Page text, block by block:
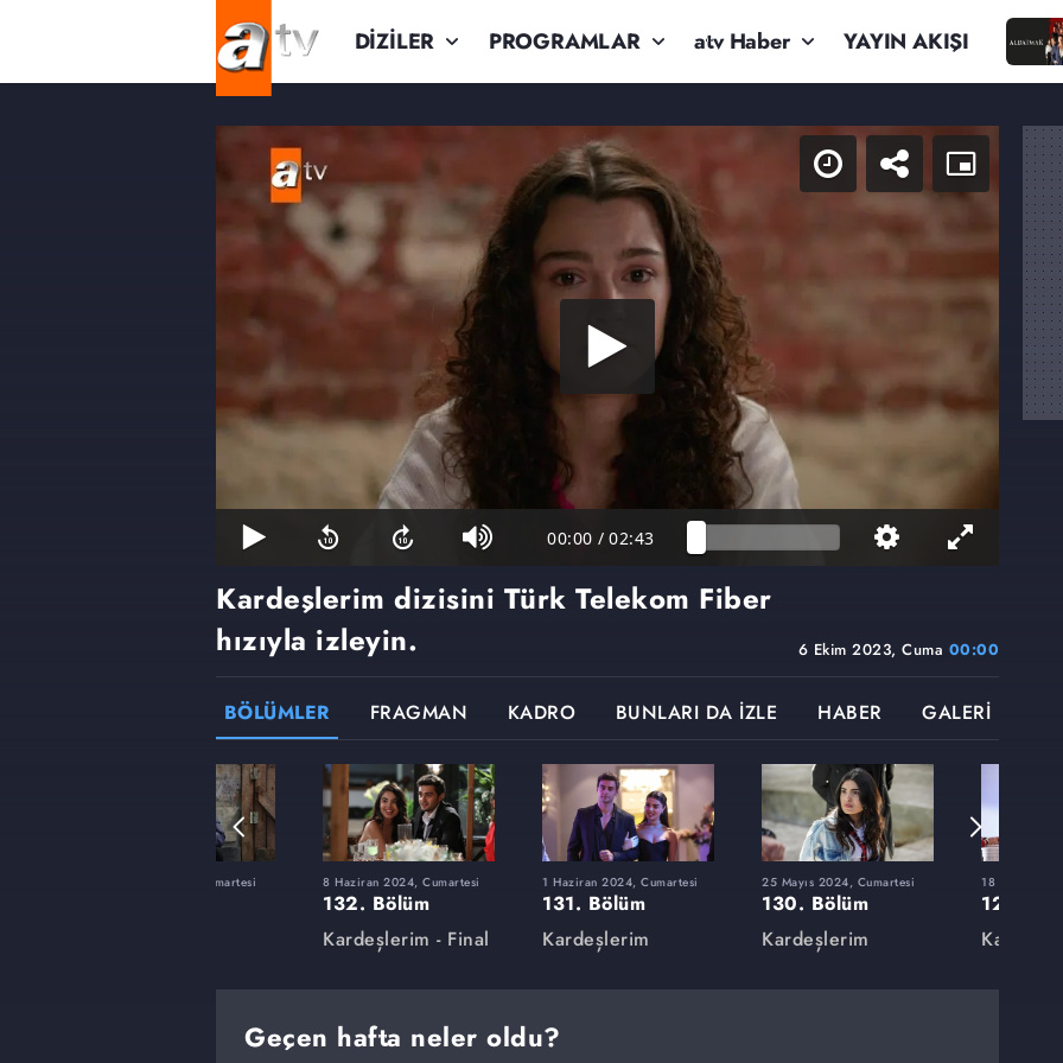
DİZİLER PROGRAMLAR atv Haber YAYIN AKIŞI
00:00 / 02:43
6 Ekim 2023, Cuma 00:00
Kardeşlerim dizisini Türk Telekom Fiber
hızıyla izleyin.
BÖLÜMLER FRAGMAN KADRO BUNLARI DA İZLE HABER GALERİ
24 Şubat 2024, Cumartesi 8 Haziran 2024, Cumartesi
132. Bölüm
Kardeşlerim - Final
1 Haziran 2024, Cumartesi
131. Bölüm
Kardeşlerim
25 Mayıs 2024, Cumartesi
130. Bölüm
Kardeşlerim
18 Mayıs
129.
Geçen hafta neler oldu?